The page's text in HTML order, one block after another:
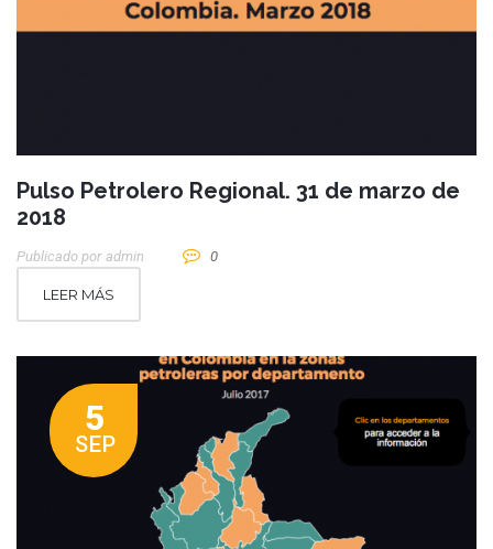
Pulso Petrolero Regional. 31 de marzo de
2018
Publicado por Admin 0
LEER MÁS
5
SEP